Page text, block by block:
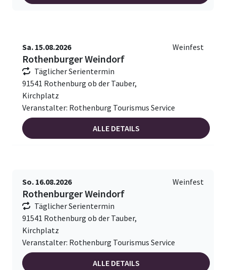
Sa. 15.08.2026 Weinfest
Rothenburger Weindorf
Täglicher Serientermin
91541 Rothenburg ob der Tauber,
Kirchplatz
Veranstalter: Rothenburg Tourismus Service
ALLE DETAILS
So. 16.08.2026 Weinfest
Rothenburger Weindorf
Täglicher Serientermin
91541 Rothenburg ob der Tauber,
Kirchplatz
Veranstalter: Rothenburg Tourismus Service
ALLE DETAILS